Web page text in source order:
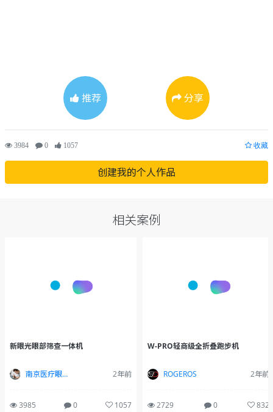
推荐 分享
3984 0 1057 收藏
创建我的个人作品
相关案例
新眼光眼部筛查一体机
南京医疗眼科专业设计 2年前
3985 0 1057
W-PRO轻商级全折叠跑步机
ROGEROS 2年前
2729 0 832